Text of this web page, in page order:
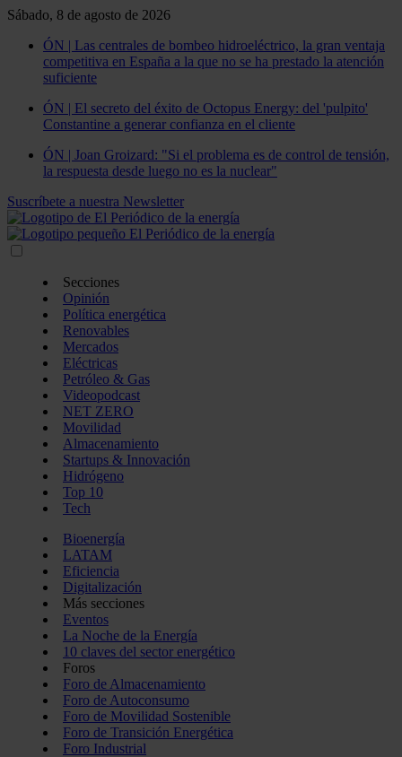
Sábado, 8 de agosto de 2026
ÓN | Las centrales de bombeo hidroeléctrico, la gran ventaja
competitiva en España a la que no se ha prestado la atención
suficiente
ÓN | El secreto del éxito de Octopus Energy: del 'pulpito'
Constantine a generar confianza en el cliente
ÓN | Joan Groizard: "Si el problema es de control de tensión,
la respuesta desde luego no es la nuclear"
Suscríbete a nuestra Newsletter
Secciones
Opinión
Política energética
Renovables
Mercados
Eléctricas
Petróleo & Gas
Videopodcast
NET ZERO
Movilidad
Almacenamiento
Startups & Innovación
Hidrógeno
Top 10
Tech
Bioenergía
LATAM
Eficiencia
Digitalización
Más secciones
Eventos
La Noche de la Energía
10 claves del sector energético
Foros
Foro de Almacenamiento
Foro de Autoconsumo
Foro de Movilidad Sostenible
Foro de Transición Energética
Foro Industrial